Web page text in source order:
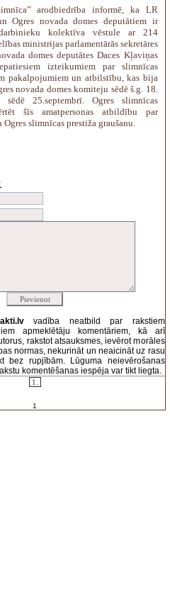
arodbiedrība informē, ka LR
Ogres novada domes deputātiem ir
kolektīva vēstule ar 214
ministrijas parlamentārās sekretāres
domes deputātes Daces Kļaviņas
izteikumiem par slimnīcas
pakalpojumiem un atbilstību, kas bija
novada domes komiteju sēdē š.g. 18.
25.septembrī. Ogres slimnīcas
šīs amatpersonas atbildību par
slimnīcas prestiža graušanu.
vadība neatbild par rakstiem
apmeklētāju komentāriem, kā arī
rakstot atsauksmes, ievērot morāles
normas, nekurināt un neaicināt uz rasu
bez rupjībām. Lūguma neievērošanas
komentēšanas iespēja var tikt liegta.
1.
1